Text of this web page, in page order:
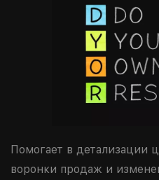
Помогает в детализации
воронки продаж и